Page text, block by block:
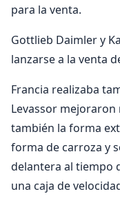
para la venta.
Gottlieb Daimler y
lanzarse a la venta
Francia realizaba
Levassor
también la forma
forma de carroza y
delantera al tiempo
una caja de